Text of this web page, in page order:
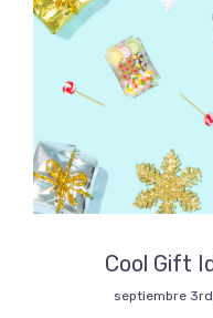
Cool Gift
septiembre